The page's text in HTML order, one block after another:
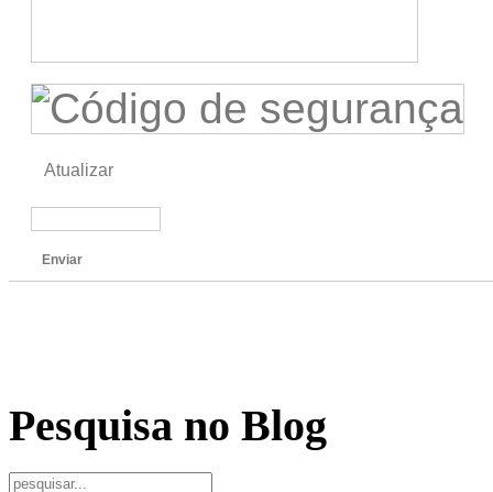
Atualizar
Enviar
Pesquisa no Blog